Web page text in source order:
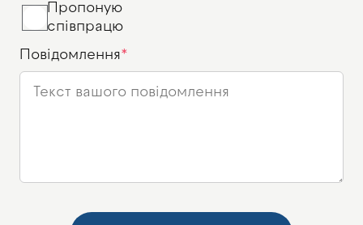
Пропоную
співпрацю
Повідомлення